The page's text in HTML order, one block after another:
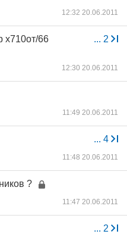
12:32 20.06.2011
... 2
х710от/66
12:30 20.06.2011
11:49 20.06.2011
... 4
11:48 20.06.2011
?
11:47 20.06.2011
... 2